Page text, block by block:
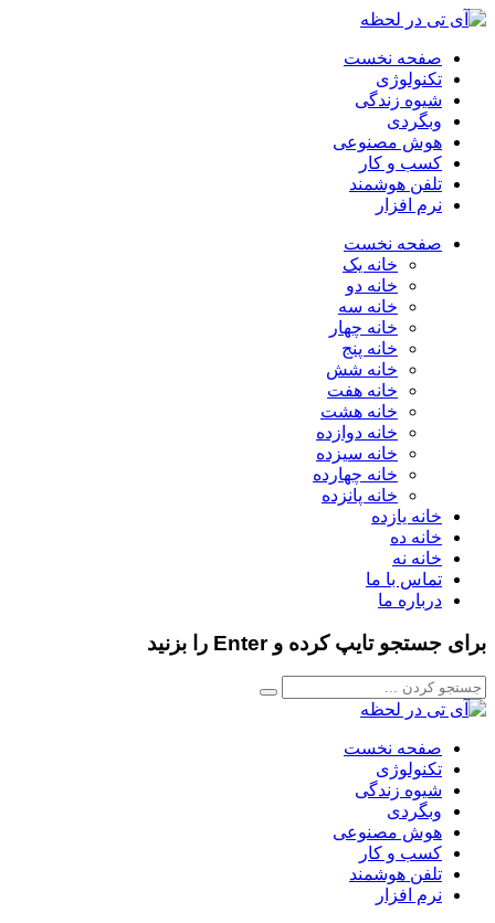
صفحه نخست
تکنولوژی
شیوه زندگی
وبگردی
هوش مصنوعی
کسب و کار
تلفن هوشمند
نرم افزار
صفحه نخست
خانه یک
خانه دو
خانه سه
خانه چهار
خانه پنج
خانه شش
خانه هفت
خانه هشت
خانه دوازده
خانه سیزده
خانه چهارده
خانه پانزده
خانه یازده
خانه ده
خانه نه
تماس با ما
درباره ما
برای جستجو تایپ کرده و Enter را بزنید
صفحه نخست
تکنولوژی
شیوه زندگی
وبگردی
هوش مصنوعی
کسب و کار
تلفن هوشمند
نرم افزار